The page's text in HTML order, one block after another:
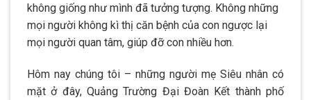
không giống như mình đã tưởng tượng. Không những
mọi người không kì thị căn bệnh của con ngược lại
mọi người quan tâm, giúp đỡ con nhiều hơn.
Hôm nay chúng tôi – những người mẹ Siêu nhân có
mặt ở đây, Quảng Trường Đại Đoàn Kết thành phố